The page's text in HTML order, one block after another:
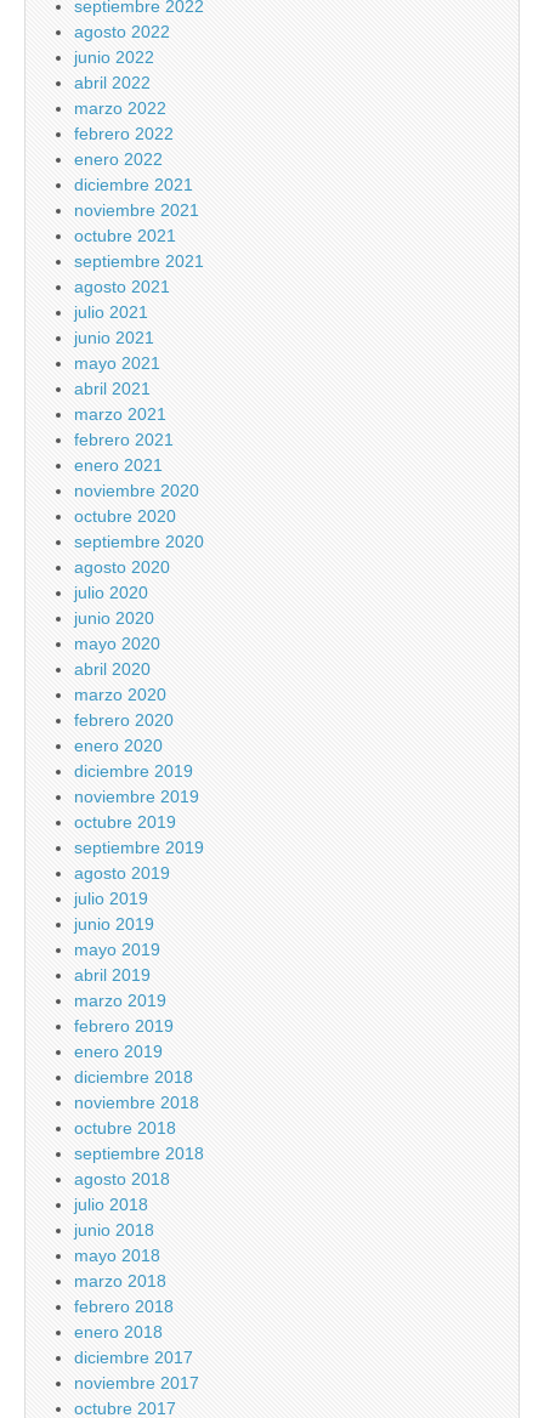
septiembre 2022
agosto 2022
junio 2022
abril 2022
marzo 2022
febrero 2022
enero 2022
diciembre 2021
noviembre 2021
octubre 2021
septiembre 2021
agosto 2021
julio 2021
junio 2021
mayo 2021
abril 2021
marzo 2021
febrero 2021
enero 2021
noviembre 2020
octubre 2020
septiembre 2020
agosto 2020
julio 2020
junio 2020
mayo 2020
abril 2020
marzo 2020
febrero 2020
enero 2020
diciembre 2019
noviembre 2019
octubre 2019
septiembre 2019
agosto 2019
julio 2019
junio 2019
mayo 2019
abril 2019
marzo 2019
febrero 2019
enero 2019
diciembre 2018
noviembre 2018
octubre 2018
septiembre 2018
agosto 2018
julio 2018
junio 2018
mayo 2018
marzo 2018
febrero 2018
enero 2018
diciembre 2017
noviembre 2017
octubre 2017